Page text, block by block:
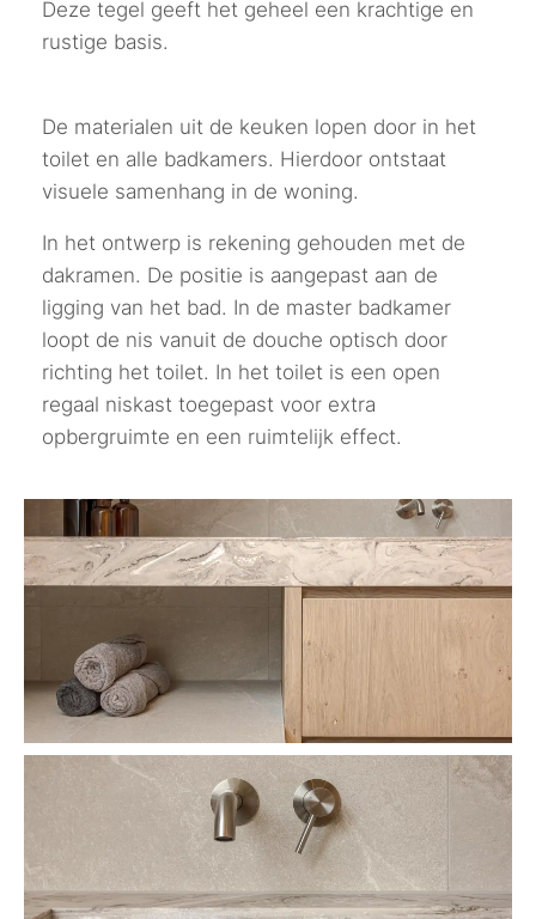
Deze tegel geeft het geheel een krachtige en
rustige basis.
De materialen uit de keuken lopen door in het
toilet en alle badkamers. Hierdoor ontstaat
visuele samenhang in de woning.
In het ontwerp is rekening gehouden met de
dakramen. De positie is aangepast aan de
ligging van het bad. In de master badkamer
loopt de nis vanuit de douche optisch door
richting het toilet. In het toilet is een open
regaal niskast toegepast voor extra
opbergruimte en een ruimtelijk effect.